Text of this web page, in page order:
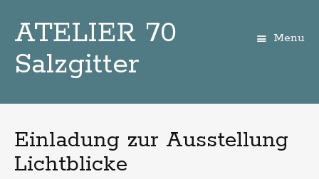
ATELIER 70
Salzgitter
Menu
Einladung zur Ausstellung
Lichtblicke